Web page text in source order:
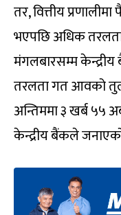
तर, वित्तीय प्रणालीमा
भएपछि अधिक
मंगलबारसम्म
तरलता गत आवको
अन्तिममा ३ खर्ब ५५
केन्द्रीय बैंकले